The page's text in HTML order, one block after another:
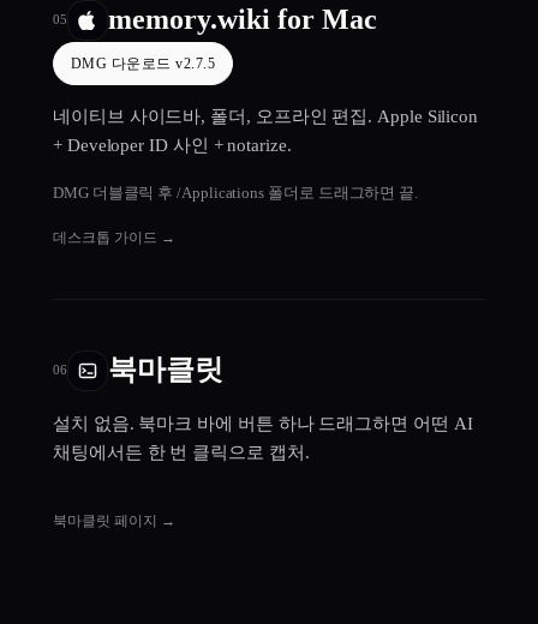
05 memory.wiki for Mac
DMG 다운로드 v2.7.5
네이티브 사이드바, 폴더, 오프라인 편집. Apple Silicon
+ Developer ID 사인 + notarize.
DMG 더블클릭 후 /Applications 폴더로 드래그하면 끝.
데스크톱 가이드 →
06 북마클릿
설치 없음. 북마크 바에 버튼 하나 드래그하면 어떤 AI
채팅에서든 한 번 클릭으로 캡처.
북마클릿 페이지 →